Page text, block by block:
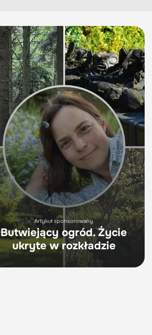
Artykuł sponsorowany
Butwiejący ogród. Życie
ukryte w rozkładzie